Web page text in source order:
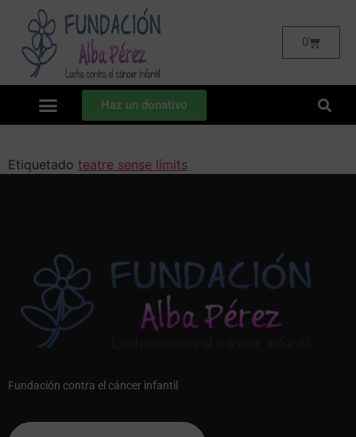
0
Haz un donativo
Etiquetado teatre sense límits
Fundación contra el cáncer infantil